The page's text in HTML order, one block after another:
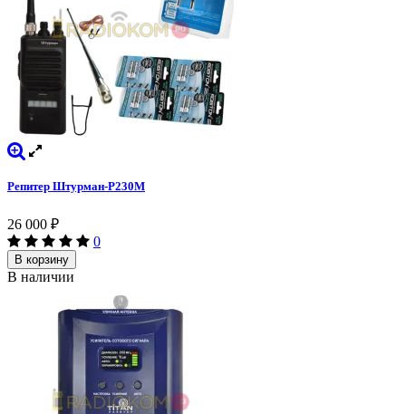
Репитер Штурман-Р230М
26 000 ₽
0
В корзину
В наличии